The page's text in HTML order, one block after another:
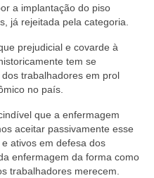
a implantação do piso
já rejeitada pela categoria.
prejudicial e covarde à
tem se
trabalhadores em prol
no país.
que a enfermagem
aceitar passivamente esse
ativos em defesa dos
enfermagem da forma como
trabalhadores merecem.